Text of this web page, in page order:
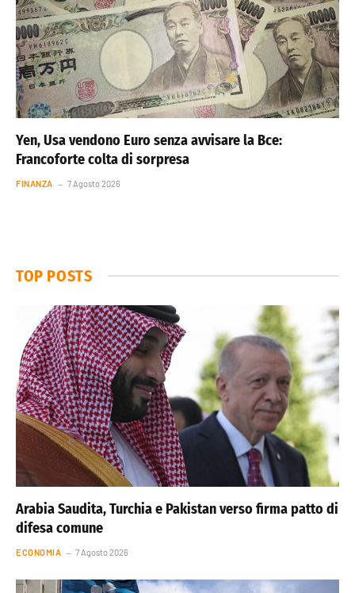
Yen, Usa vendono Euro senza avvisare la Bce:
Francoforte colta di sorpresa
FINANZA 7 Agosto 2026
TOP POSTS
Arabia Saudita, Turchia e Pakistan verso firma patto di
difesa comune
ECONOMIA 7 Agosto 2026